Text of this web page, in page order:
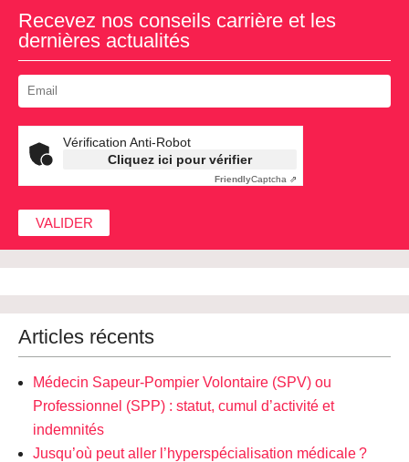
Recevez nos conseils carrière et les
dernières actualités
Vérification Anti-Robot
Cliquez ici pour vérifier
FriendlyCaptcha ⇗
Articles récents
Médecin Sapeur-Pompier Volontaire (SPV) ou
Professionnel (SPP) : statut, cumul d’activité et
indemnités
Jusqu’où peut aller l’hyperspécialisation médicale ?